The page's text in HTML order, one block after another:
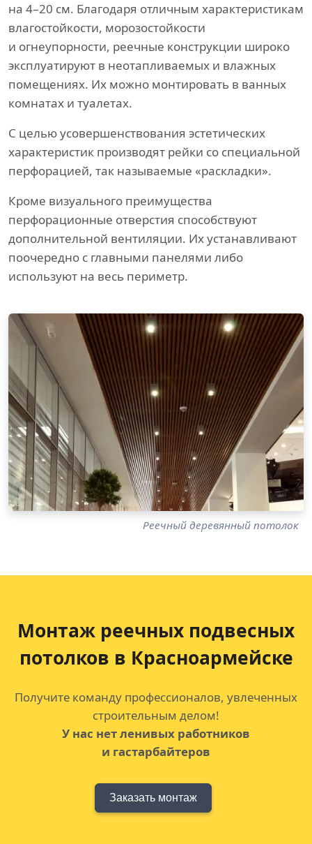
на 4–20 см. Благодаря отличным характеристикам
влагостойкости, морозостойкости
и огнеупорности, реечные конструкции широко
эксплуатируют в неотапливаемых и влажных
помещениях. Их можно монтировать в ванных
комнатах и туалетах.
С целью усовершенствования эстетических
характеристик производят рейки со специальной
перфорацией, так называемые «раскладки».
Кроме визуального преимущества
перфорационные отверстия способствуют
дополнительной вентиляции. Их устанавливают
поочередно с главными панелями либо
используют на весь периметр.
Реечный деревянный потолок
Монтаж реечных подвесных
потолков в Красноармейске
Получите команду профессионалов, увлеченных
строительным делом!
У нас нет ленивых работников
и гастарбайтеров
Заказать монтаж